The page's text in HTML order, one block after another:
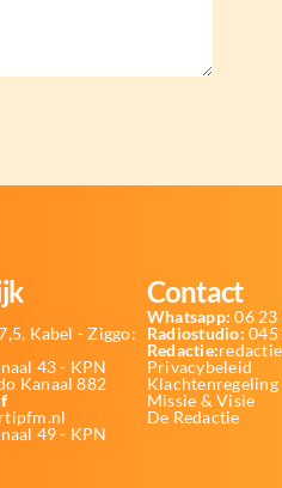
Kabel - Ziggo:
43 - KPN
Kanaal 882
49 - KPN
Contact
Whatsapp: 06 23
Radiostudio: 045
Redactie:
Privacybeleid
Klachtenregeling
Missie & Visie
De Redactie